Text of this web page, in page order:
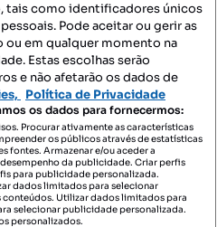
NOS:
NA:
tais como identificadores únicos
Pode aceitar ou gerir as
ou em qualquer momento na
Estas escolhas serão
e não afetarão os dados de
Política de Privacidade
os dados para fornecermos:
Procurar ativamente as características
os públicos através de estatísticas
fontes. Armazenar e/ou aceder a
da publicidade. Criar perfis
para publicidade personalizada.
dados limitados para selecionar
Utilizar dados limitados para
selecionar publicidade personalizada.
personalizados.